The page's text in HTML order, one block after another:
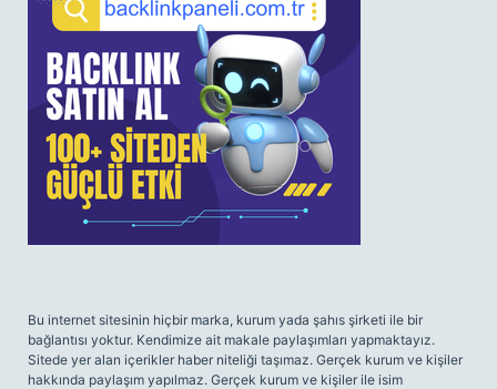
Bu internet sitesinin hiçbir marka, kurum yada şahıs şirketi ile bir
bağlantısı yoktur. Kendimize ait makale paylaşımları yapmaktayız.
Sitede yer alan içerikler haber niteliği taşımaz. Gerçek kurum ve kişiler
hakkında paylaşım yapılmaz. Gerçek kurum ve kişiler ile isim